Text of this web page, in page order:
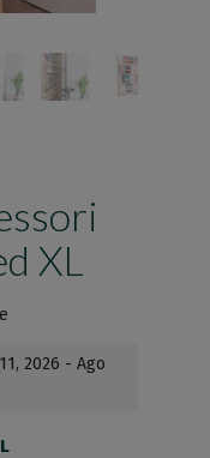
XL
2026 - Ago